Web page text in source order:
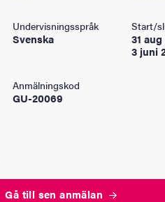
Undervisningsspråk
Svenska
Start/
31
3 juni
Anmälningskod
GU-20069
Gå till senanmälan